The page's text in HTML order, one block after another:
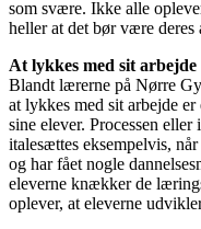
som svære. Ikke alle
heller at det bør være deres
At lykkes med sit arbejde
Blandt lærerne på Nørre
at lykkes med sit arbejde
sine elever. Processen
italesættes eksempelvis,
og har fået nogle
eleverne knækker de
oplever, at eleverne